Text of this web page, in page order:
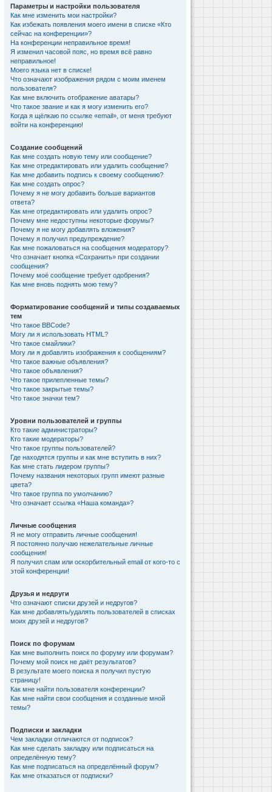
Параметры и настройки пользователя
Как мне изменить мои настройки?
Как избежать появления моего имени в списке «Кто
сейчас на конференции»?
На конференции неправильное время!
Я изменил часовой пояс, но время всё равно
неправильное!
Моего языка нет в списке!
Что означают изображения рядом с моим именем
пользователя?
Как мне включить отображение аватары?
Что такое звание и как я могу изменить его?
Когда я щёлкаю по ссылке «email», от меня требуют
войти на конференцию!
Создание сообщений
Как мне создать новую тему или сообщение?
Как мне отредактировать или удалить сообщение?
Как мне добавить подпись к своему сообщению?
Как мне создать опрос?
Почему я не могу добавить больше вариантов
ответа?
Как мне отредактировать или удалить опрос?
Почему мне недоступны некоторые форумы?
Почему я не могу добавлять вложения?
Почему я получил предупреждение?
Как мне пожаловаться на сообщения модератору?
Что означает кнопка «Сохранить» при создании
сообщения?
Почему моё сообщение требует одобрения?
Как мне вновь поднять мою тему?
Форматирование сообщений и типы создаваемых
тем
Что такое BBCode?
Могу ли я использовать HTML?
Что такое смайлики?
Могу ли я добавлять изображения к сообщениям?
Что такое важные объявления?
Что такое объявления?
Что такое прилепленные темы?
Что такое закрытые темы?
Что такое значки тем?
Уровни пользователей и группы
Кто такие администраторы?
Кто такие модераторы?
Что такое группы пользователей?
Где находятся группы и как мне вступить в них?
Как мне стать лидером группы?
Почему названия некоторых групп имеют разные
цвета?
Что такое группа по умолчанию?
Что означает ссылка «Наша команда»?
Личные сообщения
Я не могу отправить личные сообщения!
Я постоянно получаю нежелательные личные
сообщения!
Я получил спам или оскорбительный email от кого-то с
этой конференции!
Друзья и недруги
Что означают списки друзей и недругов?
Как мне добавлять/удалять пользователей в списках
моих друзей и недругов?
Поиск по форумам
Как мне выполнить поиск по форуму или форумам?
Почему мой поиск не даёт результатов?
В результате моего поиска я получил пустую
страницу!
Как мне найти пользователя конференции?
Как мне найти свои сообщения и созданные мной
темы?
Подписки и закладки
Чем закладки отличаются от подписок?
Как мне сделать закладку или подписаться на
определённую тему?
Как мне подписаться на определённый форум?
Как мне отказаться от подписки?